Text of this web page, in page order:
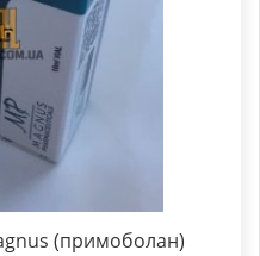
(примоболан)